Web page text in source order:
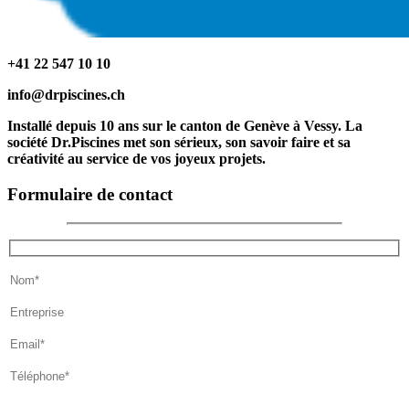
+41 22 547 10 10
info@drpiscines.ch
Installé depuis 10 ans sur le canton de Genève à Vessy. La
société Dr.Piscines met son sérieux, son savoir faire et sa
créativité au service de vos joyeux projets.
Formulaire de contact